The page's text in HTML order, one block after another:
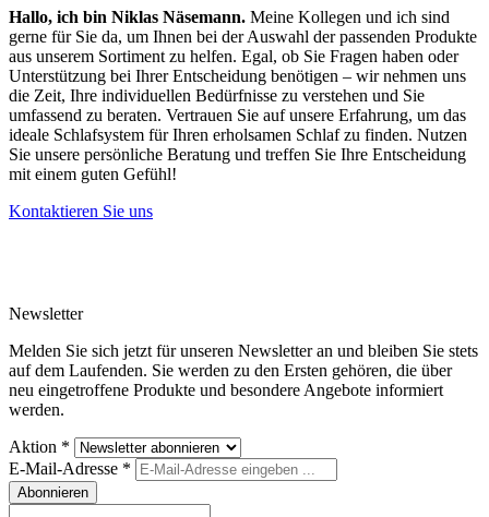
Hallo, ich bin Niklas Näsemann. Meine Kollegen und ich sind
gerne für Sie da, um Ihnen bei der Auswahl der passenden Produkte
aus unserem Sortiment zu helfen. Egal, ob Sie Fragen haben oder
Unterstützung bei Ihrer Entscheidung benötigen – wir nehmen uns
die Zeit, Ihre individuellen Bedürfnisse zu verstehen und Sie
umfassend zu beraten. Vertrauen Sie auf unsere Erfahrung, um das
ideale Schlafsystem für Ihren erholsamen Schlaf zu finden. Nutzen
Sie unsere persönliche Beratung und treffen Sie Ihre Entscheidung
mit einem guten Gefühl!
Kontaktieren Sie uns
Newsletter
Melden Sie sich jetzt für unseren Newsletter an und bleiben Sie stets
auf dem Laufenden. Sie werden zu den Ersten gehören, die über
neu eingetroffene Produkte und besondere Angebote informiert
werden.
Aktion *
E-Mail-Adresse *
Abonnieren